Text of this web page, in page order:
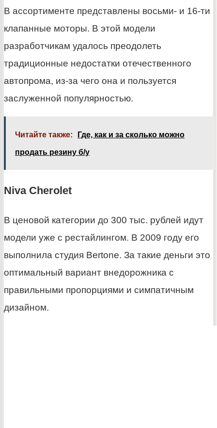
В ассортименте представлены восьми- и 16-ти
клапанные моторы. В этой модели
разработчикам удалось преодолеть
традиционные недостатки отечественного
автопрома, из-за чего она и пользуется
заслуженной популярностью.
Читайте также: Где, как и за сколько можно
продать резину б/у
Niva Cherolet
В ценовой категории до 300 тыс. рублей идут
модели уже с рестайлингом. В 2009 году его
выполнила студия Bertone. За такие деньги это
оптимальный вариант внедорожника с
правильными пропорциями и симпатичным
дизайном.